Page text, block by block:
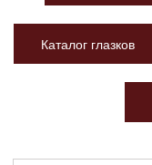
Каталог глазков